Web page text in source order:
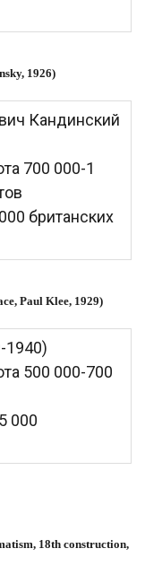
1926)
Кандинский
700 000-1
британских
Paul Klee, 1929)
1940)
500 000-700
000
18th construction,